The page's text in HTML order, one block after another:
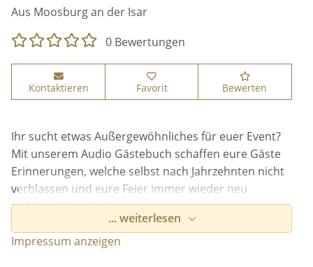
Aus Moosburg an der Isar
0 Bewertungen
Kontaktieren Favorit Bewerten
Ihr sucht etwas Außergewöhnliches für euer Event?
Mit unserem Audio Gästebuch schaffen eure Gäste
Erinnerungen, welche selbst nach Jahrzehnten nicht
verblassen und eure Feier immer wieder neu
aufleben lässt. Im Gegensatz zu einem
herkömmlichen Gästebuch bietet die Audioversion
die Möglichkeit, alle Eindrücke, Emotionen und
... weiterlesen
Impressum anzeigen